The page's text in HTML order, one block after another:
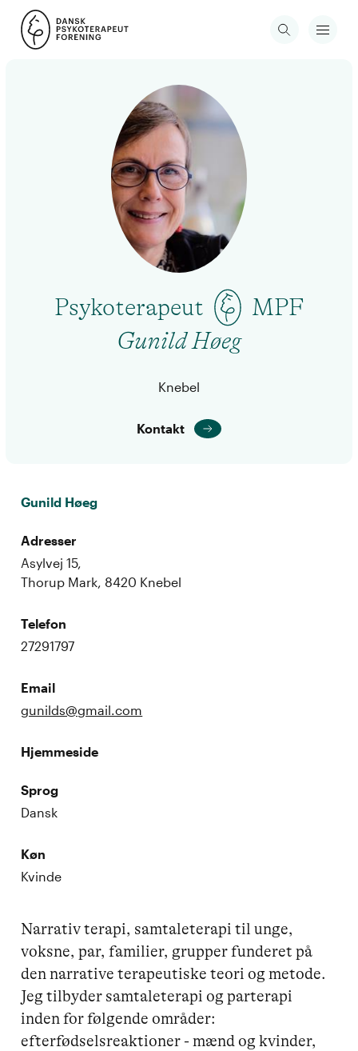
Psykoterapeut
MPF
Gunild Høeg
Knebel
Kontakt
Gunild Høeg
Adresser
Asylvej 15,
Thorup Mark, 8420 Knebel
Telefon
27291797
Email
gunilds@gmail.com
Hjemmeside
Sprog
Dansk
Køn
Kvinde
Narrativ terapi, samtaleterapi til unge,
voksne, par, familier, grupper funderet på
den narrative terapeutiske teori og metode.
Jeg tilbyder samtaleterapi og parterapi
inden for følgende områder:
efterfødselsreaktioner - mænd og kvinder,